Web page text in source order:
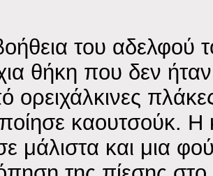
του αδελφού
θήκη που δεν
ορειχάλκινες
καουτσούκ. Η
μάλιστα και μια